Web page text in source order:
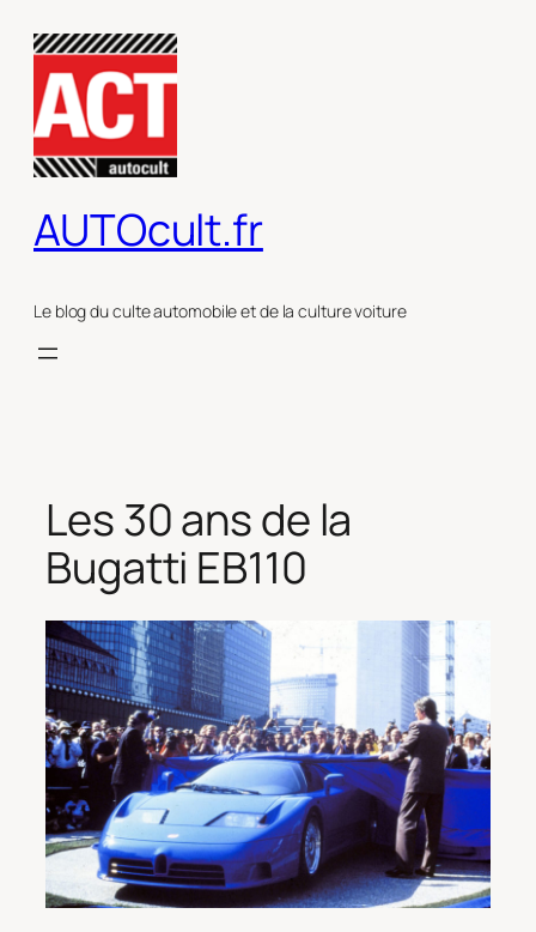
contenu
AUTOcult.fr
Le blog du culte automobile et de la culture voiture
Les 30 ans de la
Bugatti EB110